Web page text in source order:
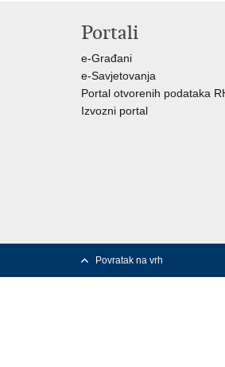
Portali
e-Građani
e-Savjetovanja
Portal otvorenih podataka
Izvozni portal
Povratak na vrh